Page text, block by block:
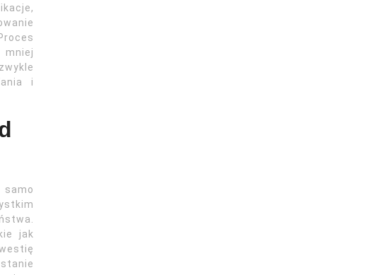
i
jak